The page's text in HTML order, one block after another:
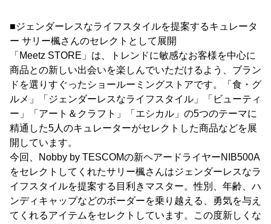
■ジェンダーレスなライフスタイルを提案するキュレータ
ー サリー楓さんのセレクトとして展開
「Meetz STORE」は、トレンドに敏感なお客様を中心に
商品との新しい出会いを楽しんでいただけるよう、ブラン
ドを選りすぐったショールーミングストアです。「食・グ
ルメ」「ジェンダーレスなライフスタイル」「ビューティ
ー」「アート＆クラフト」「エシカル」の5つのテーマに
精通した5人のキュレーターがセレクトした商品などを展
開しています。
今回、Nobby by TESCOMの新ヘアードライヤーNIB500A
をセレクトしてくれたサリー楓さんはジェンダーレスなラ
イフスタイルを提案する目利きマスター。性別、年齢、ハ
ンディキャップなどのボーダーを乗り越える、勇気を与え
てくれるアイテムをセレクトしています。この度新しくな